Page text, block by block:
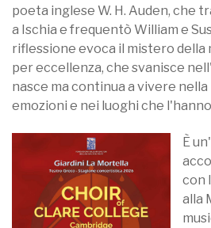
poeta inglese W. H. Auden, che
a Ischia e frequentò William e
riflessione evoca il mistero della
per eccellenza, che svanisce
nasce ma continua a vivere
emozioni e nei luoghi che
È
con
alla